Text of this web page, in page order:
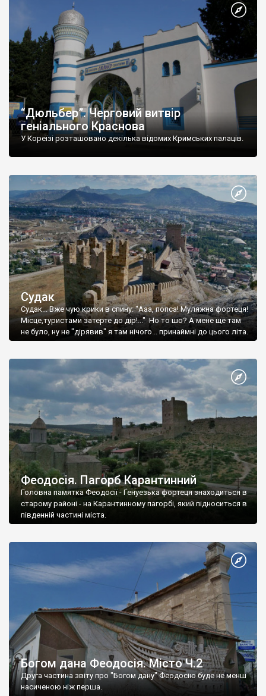
“Дюльбер”. Черговий витвір
геніального Краснова
У Кореїзі розташовано декілька відомих Кримських палаців.
Судак
Судак... Вже чую крики в спину: "Ааа, попса! Муляжна фортеця!
Місце,туристами затерте до дір!..." Но то шо? А мене ще там
не було, ну не "дірявив" я там нічого... принаймні до цього літа.
Феодосія. Пагорб Карантинний
Головна памятка Феодосії - Генуезька фортеця знаходиться в
старому районі - на Карантинному пагорбі, який підноситься в
південній частині міста.
Богом дана Феодосія. Місто Ч.2
Друга частина звіту про "Богом дану" Феодосію буде не менш
насиченою ніж перша.